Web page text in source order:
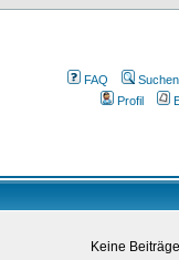
FAQ
Suchen
Profil
Keine